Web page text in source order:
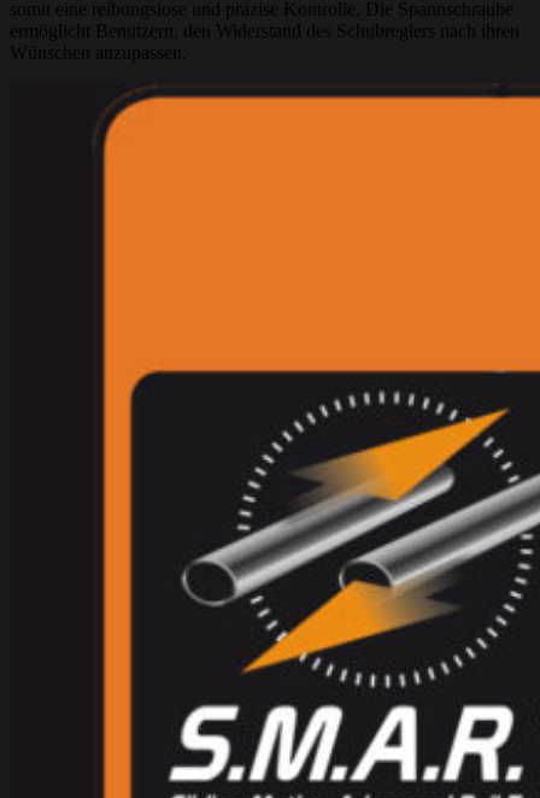
somit eine reibungslose und präzise Kontrolle. Die Spannschraube
ermöglicht Benutzern, den Widerstand des Schubreglers nach ihren
Wünschen anzupassen.